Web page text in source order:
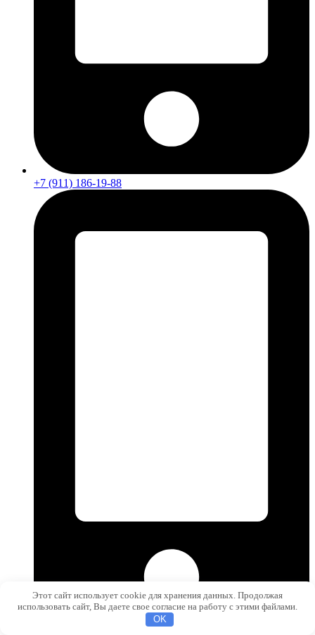
+7 (911) 186-19-88
Этот сайт использует cookie для хранения данных. Продолжая
использовать сайт, Вы даете свое согласие на работу с этими файлами.
OK